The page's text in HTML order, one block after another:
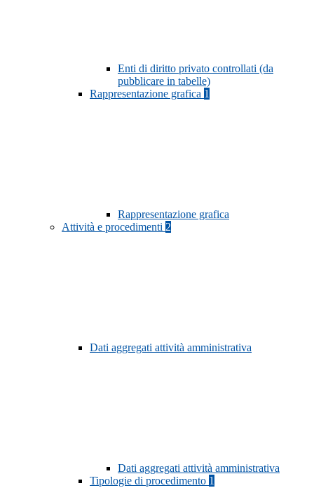
Enti di diritto privato controllati (da
pubblicare in tabelle)
Rappresentazione grafica 1
Rappresentazione grafica
Attività e procedimenti 2
Dati aggregati attività amministrativa
Dati aggregati attività amministrativa
Tipologie di procedimento 1